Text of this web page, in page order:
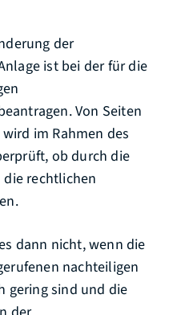
der
ist bei der für die
Von Seiten
im Rahmen des
ob durch die
rechtlichen
dann nicht, wenn die
nachteiligen
gering sind und die